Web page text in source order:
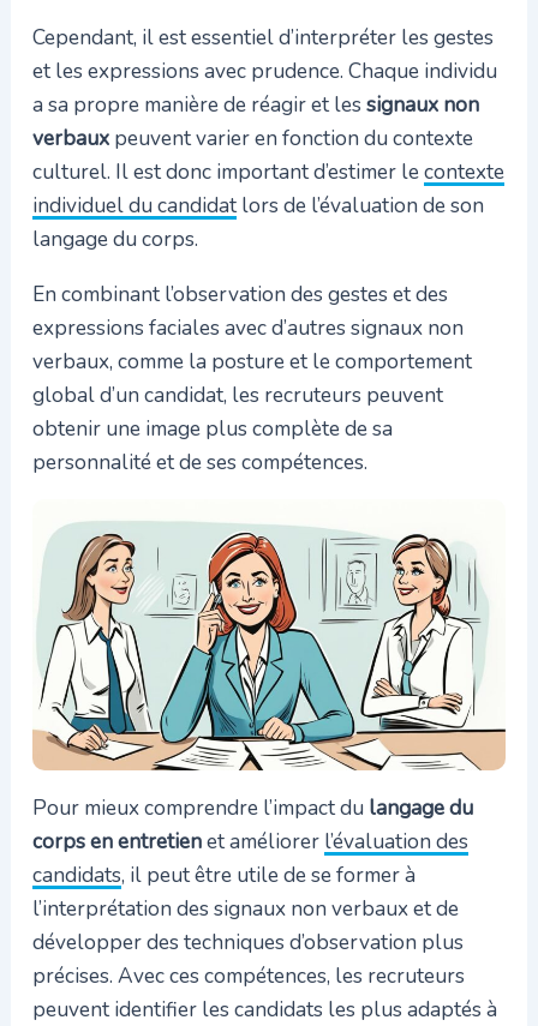
Cependant, il est essentiel d’interpréter les gestes
et les expressions avec prudence. Chaque individu
a sa propre manière de réagir et les signaux non
verbauxpeuvent varier en fonction du contexte
culturel. Il est donc important d’estimer lecontexte
individuel du candidatlors de l’évaluation de son
langage du corps.
En combinant l’observation des gestes et des
expressions faciales avec d’autres signaux non
verbaux, comme la posture et le comportement
global d’un candidat, les recruteurs peuvent
obtenir une image plus complète de sa
personnalité et de ses compétences.
Pour mieux comprendre l’impact du langage du
corps en entretienet améliorer l’évaluation des
candidats, il peut être utile de se former à
l’interprétation des signaux non verbaux et de
développer des techniques d’observation plus
précises. Avec ces compétences, les recruteurs
peuvent identifier les candidats les plus adaptés à